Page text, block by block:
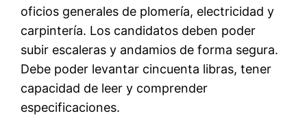
oficios generales de plomería, electricidad y
carpintería. Los candidatos deben poder
subir escaleras y andamios de forma segura.
Debe poder levantar cincuenta libras, tener
capacidad de leer y comprender
especificaciones.